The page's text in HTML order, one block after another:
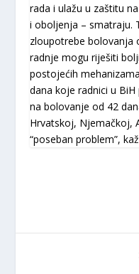
rada i ulažu u zaštitu
i oboljenja – smatraju.
zloupotrebe bolovanja
radnje mogu riješiti
postojećih
dana koje radnici u
na bolovanje od 42
Hrvatskoj, Njemačkoj,
“poseban problem”,